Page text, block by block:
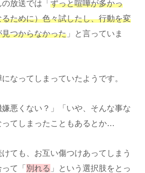
放送では「 ずっと喧嘩が多かっ
ために）色々試したし、行動を変
つからなかった 」と言っていま
なってしまっていたようです。
嫌悪くない？」「いや、そんな事な
ってしまったこともあるとか…
ても、お互い傷つけあってしまう
て「 別れる 」という選択肢をとっ